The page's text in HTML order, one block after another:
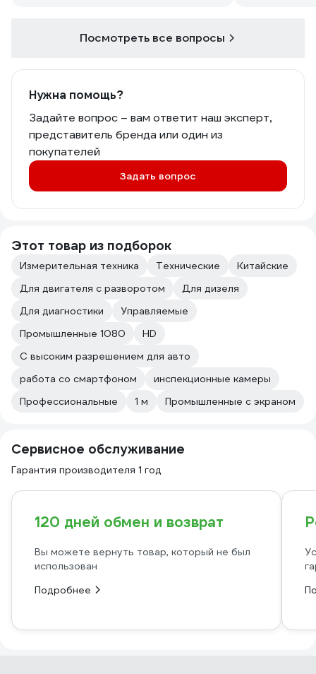
Посмотреть все вопросы
Нужна помощь?
Задайте вопрос – вам ответит наш эксперт,
представитель бренда или один из
покупателей
Задать вопрос
Этот товар из подборок
Измерительная техника Технические
Китайские
Для двигателя с разворотом
Для дизеля
Для диагностики
Управляемые
Промышленные 1080
HD
С высоким разрешением для авто
работа со смартфоном
инспекционные камеры
Профессиональные
1 м Промышленные с экраном
Сервисное обслуживание
Гарантия производителя 1 год
120 дней обмен и возврат
Вы можете вернуть товар, который не был
использован
Подробнее